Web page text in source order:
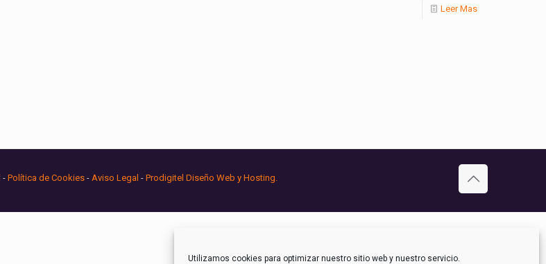
Utilizamos cookies para optimizar nuestro sitio web y nuestro servicio.
Leer Mas
- Política de Cookies - Aviso Legal - Prodigitel Diseño Web y Hosting.